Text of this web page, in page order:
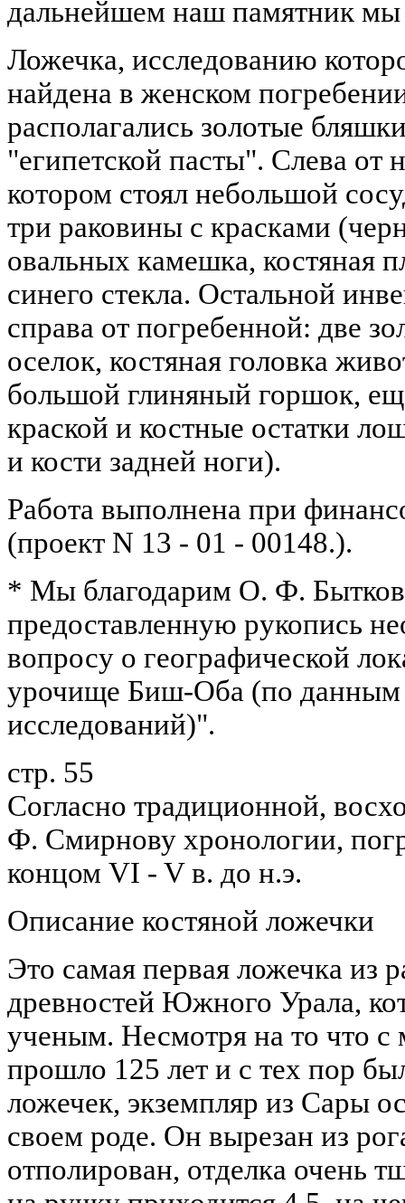
дальнейшем наш памятник мы
Ложечка, исследованию
найдена в женском
располагались золотые
"египетской пасты". Слева от
котором стоял небольшой
три раковины с красками
овальных камешка, костяная
синего стекла. Остальной
справа от погребенной: две
оселок, костяная головка
большой глиняный горшок,
краской и костные остатки
и кости задней ноги).
Работа выполнена при
(проект N 13 - 01 - 00148.).
* Мы благодарим О. Ф.
предоставленную рукопись
вопросу о географической
урочище Биш-Оба (по данным
исследований)".
стр. 55
Согласно традиционной,
Ф. Смирнову хронологии,
концом VI - V в. до н.э.
Описание костяной ложечки
Это самая первая ложечка из
древностей Южного Урала,
ученым. Несмотря на то что с
прошло 125 лет и с тех пор
ложечек, экземпляр из Сары
своем роде. Он вырезан из
отполирован, отделка очень